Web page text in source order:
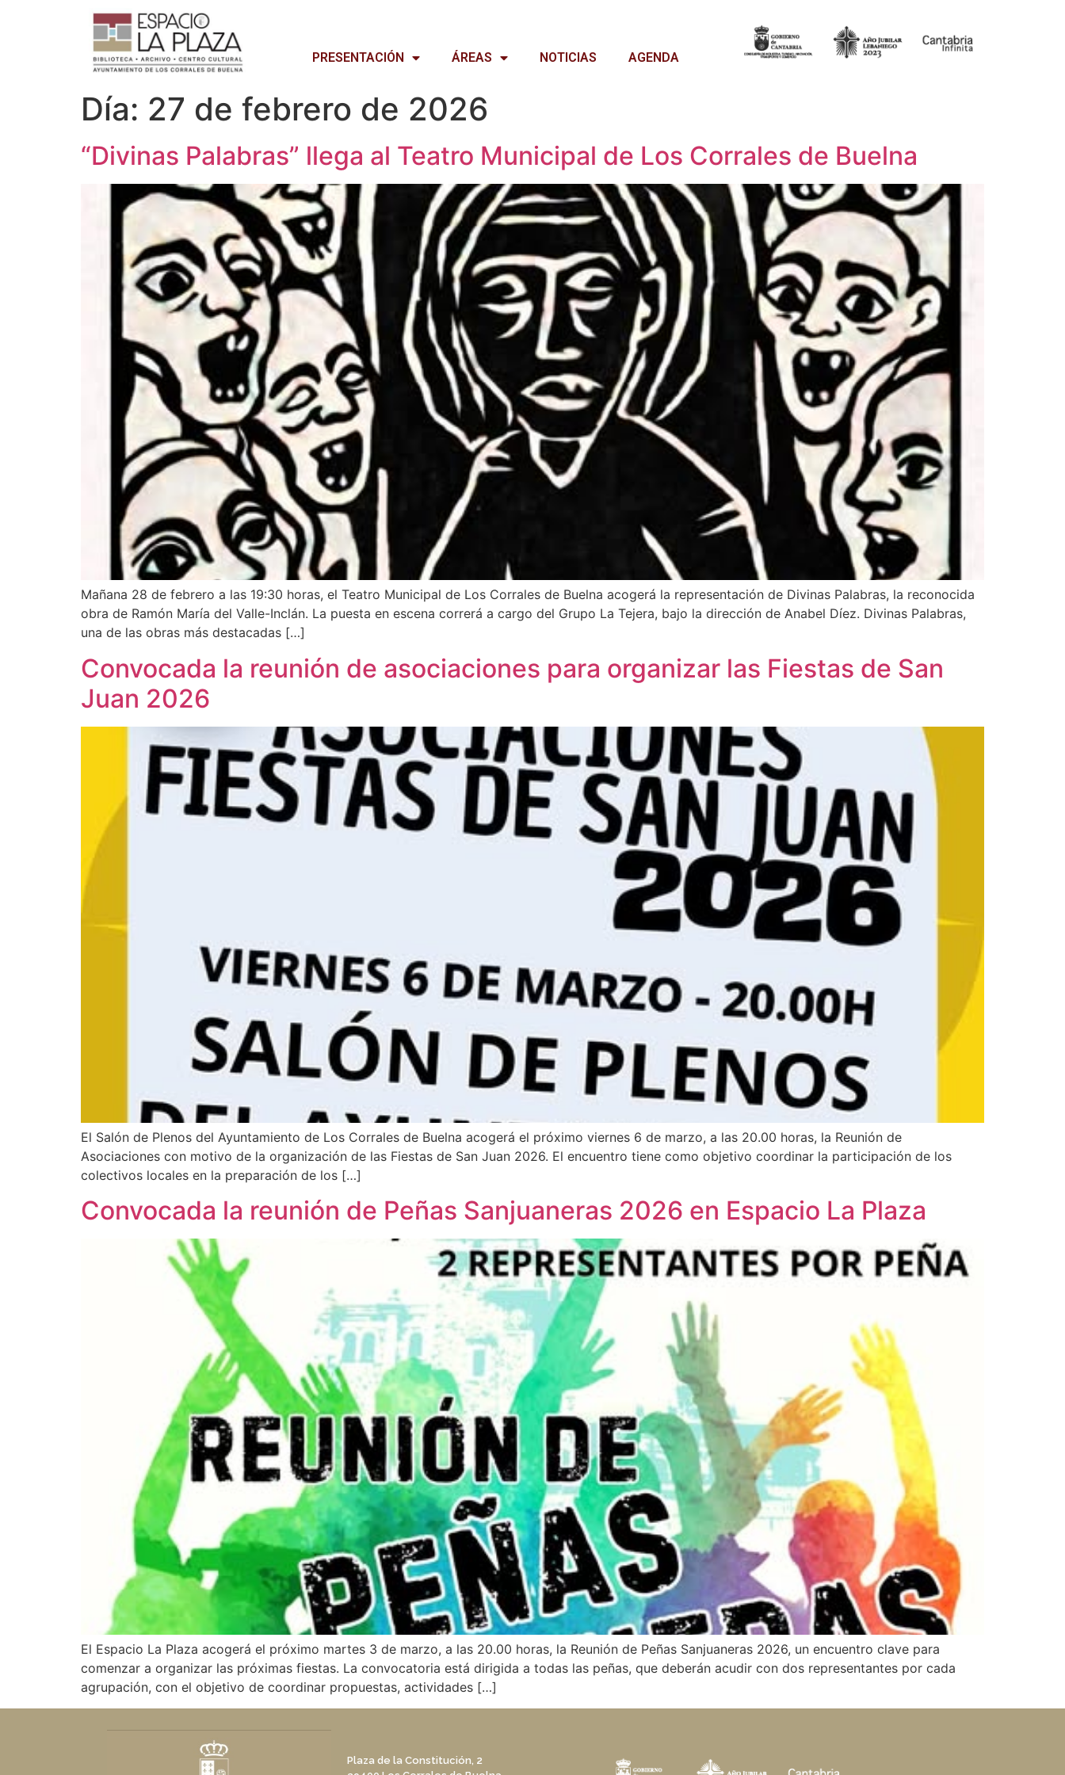
PRESENTACIÓN ÁREAS NOTICIAS AGENDA
Día: 27 de febrero de 2026
“Divinas Palabras” llega al Teatro Municipal de Los Corrales de Buelna
Mañana 28 de febrero a las 19:30 horas, el Teatro Municipal de Los Corrales de Buelna acogerá la representación de Divinas Palabras, la reconocida
obra de Ramón María del Valle-Inclán. La puesta en escena correrá a cargo del Grupo La Tejera, bajo la dirección de Anabel Díez. Divinas Palabras,
una de las obras más destacadas […]
Convocada la reunión de asociaciones para organizar las Fiestas de San
Juan 2026
El Salón de Plenos del Ayuntamiento de Los Corrales de Buelna acogerá el próximo viernes 6 de marzo, a las 20.00 horas, la Reunión de
Asociaciones con motivo de la organización de las Fiestas de San Juan 2026. El encuentro tiene como objetivo coordinar la participación de los
colectivos locales en la preparación de los […]
Convocada la reunión de Peñas Sanjuaneras 2026 en Espacio La Plaza
El Espacio La Plaza acogerá el próximo martes 3 de marzo, a las 20.00 horas, la Reunión de Peñas Sanjuaneras 2026, un encuentro clave para
comenzar a organizar las próximas fiestas. La convocatoria está dirigida a todas las peñas, que deberán acudir con dos representantes por cada
agrupación, con el objetivo de coordinar propuestas, actividades […]
Plaza de la Constitución, 2